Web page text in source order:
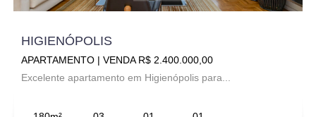
HIGIENÓPOLIS
APARTAMENTO | VENDA R$ 2.400.000,00
Excelente apartamento em Higienópolis para...